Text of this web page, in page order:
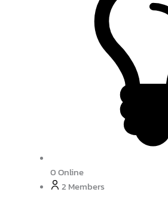
0Online
2 Members